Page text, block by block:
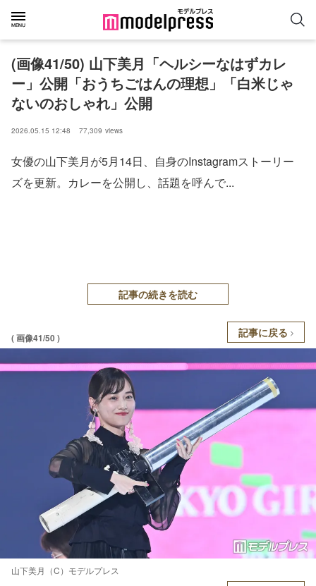
(画像41/50) 山下美月「ヘルシーなはずカレ
ー」公開「おうちごはんの理想」「白米じゃ
ないのおしゃれ」公開
2026.05.15 12:48 77,309 views
女優の山下美月が5月14日、自身のInstagramストーリー
ズを更新。カレーを公開し、話題を呼んで...
記事の続きを読む
( 画像41/50 ) 記事に戻る
山下美月（C）モデルプレス